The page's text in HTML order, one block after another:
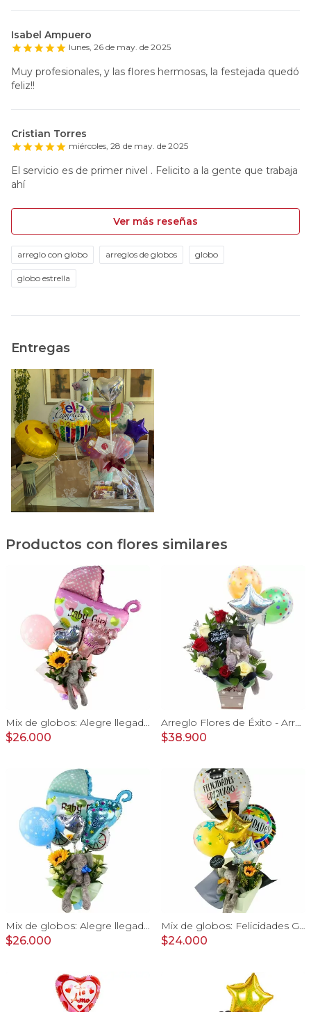
Isabel Ampuero
lunes, 26 de may. de 2025
Muy profesionales, y las flores hermosas, la festejada quedó
feliz!!
Cristian Torres
miércoles, 28 de may. de 2025
El servicio es de primer nivel . Felicito a la gente que trabaja
ahí
Ver más reseñas
arreglo con globo arreglos de globos globo
globo estrella
Entregas
Productos con flores similares
Mix de globos: Alegre llegada Baby Girl
$26.000
Arreglo Flores de Éxito - Arreglo floral para graduaciones con rosas rojas y blancas, peluche de elefante, pizarra y globos
$38.900
Mix de globos: Alegre llegada Baby Boy
$26.000
Mix de globos: Felicidades Graduado
$24.000